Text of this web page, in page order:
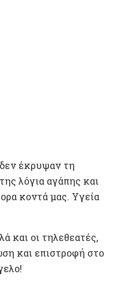
έκρυψαν τη
λόγια αγάπης και
κοντά μας. Υγεία
και οι τηλεθεατές,
και επιστροφή στο